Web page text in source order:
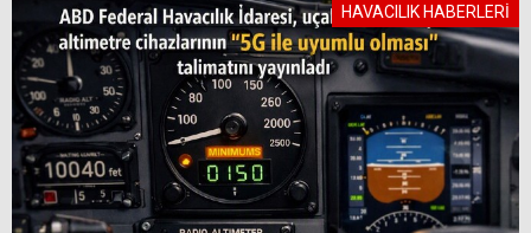
HAVACILIK HABERLERİ